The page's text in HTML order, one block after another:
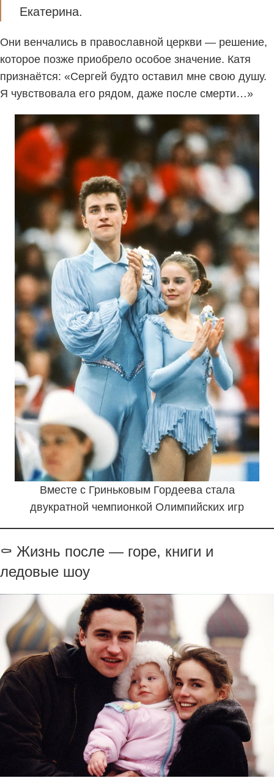
Екатерина.
Они венчались в православной церкви — решение,
которое позже приобрело особое значение. Катя
признаётся: «Сергей будто оставил мне свою душу.
Я чувствовала его рядом, даже после смерти…»
Вместе с Гриньковым Гордеева стала
двукратной чемпионкой Олимпийских игр
⚰️ Жизнь после — горе, книги и
ледовые шоу